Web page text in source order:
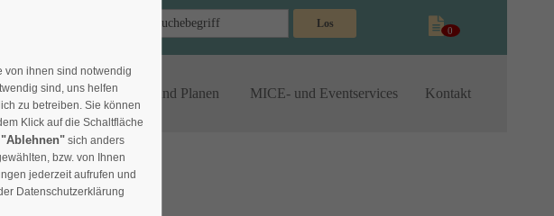
Los
0
Produkte Folien und Planen MICE- und Eventservices Kontakt
von ihnen sind notwendig
sind, uns helfen
zu betreiben. Sie können
Klick auf die Schaltfläche
"Ablehnen"sich anders
bzw. von Ihnen
jederzeit aufrufen und
Datenschutzerklärung